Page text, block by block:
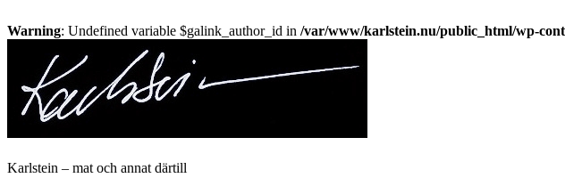
Warning: Undefined variable $galink_author_id in /var/www/karlstein.nu/public_html/wp-
innehåll
Karlstein – mat och annat därtill